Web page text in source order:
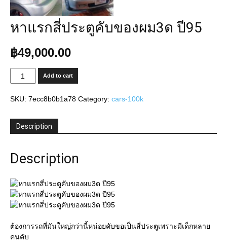
หาแรกสี่ประตูคับของผม3ด ปี95
฿49,000.00
แรก
สี่
ของ
quantity
Add to cart
SKU: 7ecc8b0b1a78 Category: cars-100k
Description
Description
ต้องการรถที่มันใหญ่กว่านี้หน่อยคับขอเป็นสี่ประตูเพราะมีเด็กหลาย
คนคับ